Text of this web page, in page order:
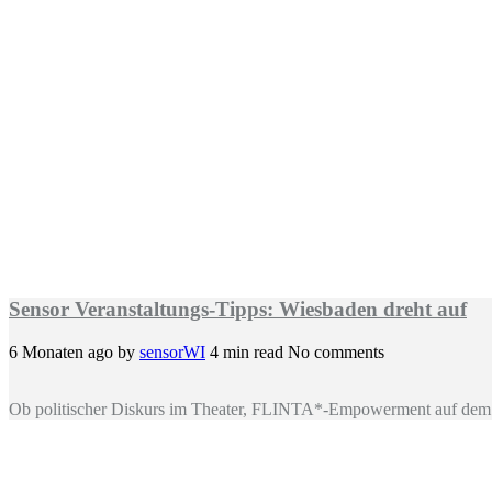
Sensor Veranstaltungs-Tipps: Wiesbaden dreht auf
6 Monaten ago by sensorWI 4 min read No comments
Ob politischer Diskurs im Theater, FLINTA*-Empowerment auf